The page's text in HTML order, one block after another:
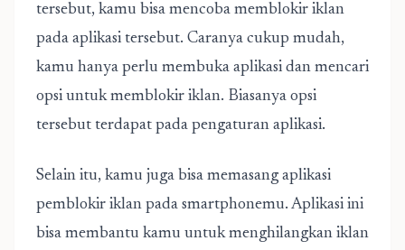
tersebut, kamu bisa mencoba memblokir iklan
pada aplikasi tersebut. Caranya cukup mudah,
kamu hanya perlu membuka aplikasi dan mencari
opsi untuk memblokir iklan. Biasanya opsi
tersebut terdapat pada pengaturan aplikasi.
Selain itu, kamu juga bisa memasang aplikasi
pemblokir iklan pada smartphonemu. Aplikasi ini
bisa membantu kamu untuk menghilangkan iklan